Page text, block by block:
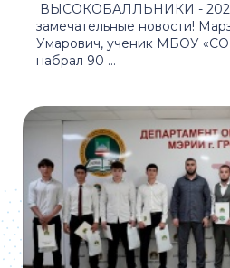
ВЫСОКОБАЛЛЬНИКИ -
замечательные новости!
Умарович, ученик МБОУ
набрал 90 ...